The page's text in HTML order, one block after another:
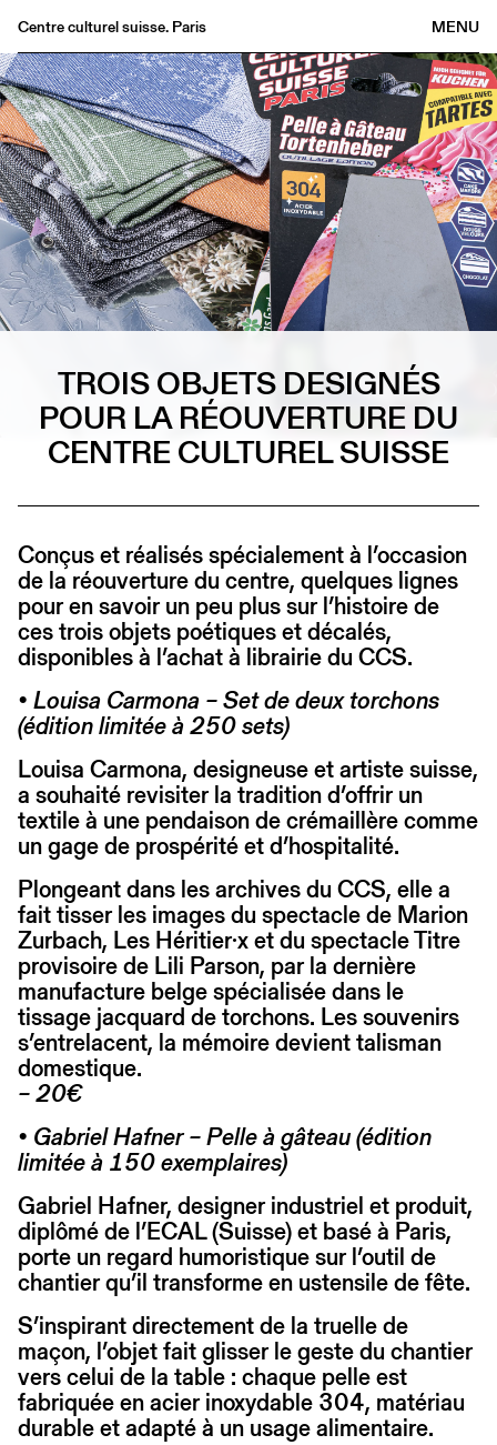
MENU
Centre culturel suisse. Paris
Agenda
Bookshop
Buvette
Archives
Medias
Publications
About
FR/ EN
TROIS OBJETS DESIGNÉS
POUR LA RÉOUVERTURE DU
CENTRE CULTUREL SUISSE
Conçus et réalisés spécialement à l’occasion
de la réouverture du centre, quelques lignes
pour en savoir un peu plus sur l’histoire de
ces trois objets poétiques et décalés,
disponibles à l’achat à librairie du CCS.
• Louisa Carmona – Set de deux torchons
(édition limitée à 250 sets)
Louisa Carmona, designeuse et artiste suisse,
a souhaité revisiter la tradition d’offrir un
textile à une pendaison de crémaillère comme
un gage de prospérité et d’hospitalité.
Plongeant dans les archives du CCS, elle a
fait tisser les images du spectacle de Marion
Zurbach, Les Héritier·x et du spectacle Titre
provisoire de Lili Parson, par la dernière
manufacture belge spécialisée dans le
tissage jacquard de torchons. Les souvenirs
s’entrelacent, la mémoire devient talisman
domestique.
– 20€
• Gabriel Hafner – Pelle à gâteau (édition
limitée à 150 exemplaires)
Gabriel Hafner, designer industriel et produit,
diplômé de l’ECAL (Suisse) et basé à Paris,
porte un regard humoristique sur l’outil de
chantier qu’il transforme en ustensile de fête.
S’inspirant directement de la truelle de
maçon, l’objet fait glisser le geste du chantier
vers celui de la table : chaque pelle est
fabriquée en acier inoxydable 304, matériau
durable et adapté à un usage alimentaire.